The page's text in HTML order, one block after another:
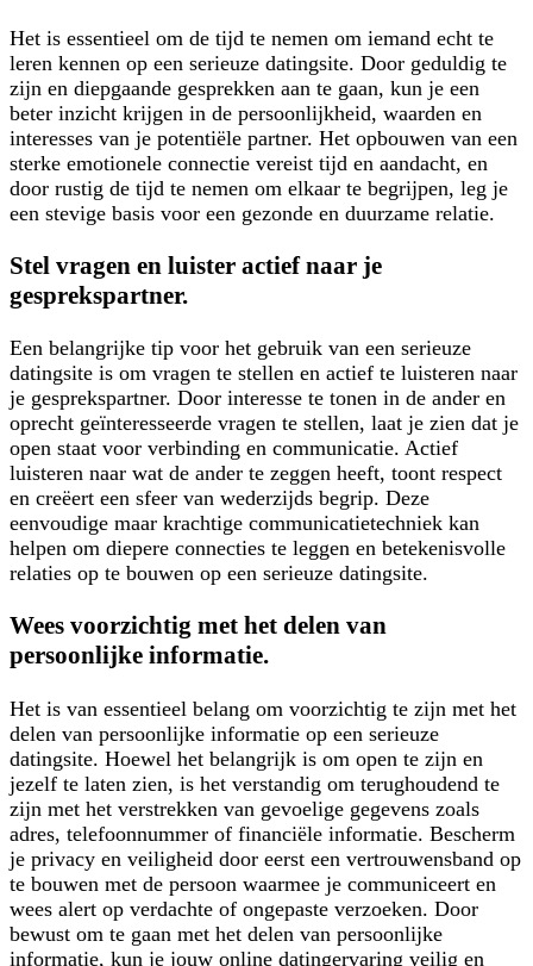
Het is essentieel om de tijd te nemen om iemand echt te
leren kennen op een serieuze datingsite. Door geduldig te
zijn en diepgaande gesprekken aan te gaan, kun je een
beter inzicht krijgen in de persoonlijkheid, waarden en
interesses van je potentiële partner. Het opbouwen van een
sterke emotionele connectie vereist tijd en aandacht, en
door rustig de tijd te nemen om elkaar te begrijpen, leg je
een stevige basis voor een gezonde en duurzame relatie.
Stel vragen en luister actief naar je
gesprekspartner.
Een belangrijke tip voor het gebruik van een serieuze
datingsite is om vragen te stellen en actief te luisteren naar
je gesprekspartner. Door interesse te tonen in de ander en
oprecht geïnteresseerde vragen te stellen, laat je zien dat je
open staat voor verbinding en communicatie. Actief
luisteren naar wat de ander te zeggen heeft, toont respect
en creëert een sfeer van wederzijds begrip. Deze
eenvoudige maar krachtige communicatietechniek kan
helpen om diepere connecties te leggen en betekenisvolle
relaties op te bouwen op een serieuze datingsite.
Wees voorzichtig met het delen van
persoonlijke informatie.
Het is van essentieel belang om voorzichtig te zijn met het
delen van persoonlijke informatie op een serieuze
datingsite. Hoewel het belangrijk is om open te zijn en
jezelf te laten zien, is het verstandig om terughoudend te
zijn met het verstrekken van gevoelige gegevens zoals
adres, telefoonnummer of financiële informatie. Bescherm
je privacy en veiligheid door eerst een vertrouwensband op
te bouwen met de persoon waarmee je communiceert en
wees alert op verdachte of ongepaste verzoeken. Door
bewust om te gaan met het delen van persoonlijke
informatie, kun je jouw online datingervaring veilig en